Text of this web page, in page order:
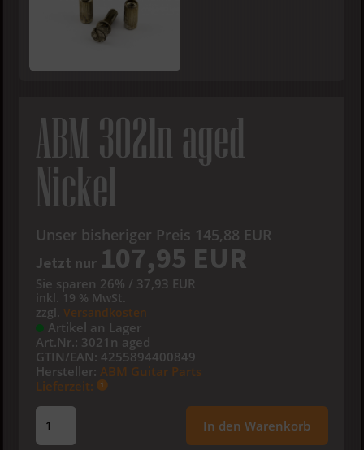
ABM 3021n aged
Nickel
Unser bisheriger Preis 145,88 EUR
Jetzt nur 107,95 EUR
Sie sparen 26% / 37,93 EUR
inkl. 19 % MwSt.
zzgl.Versandkosten
Artikel an Lager
Art.Nr.: 3021n aged
GTIN/EAN: 4255894400849
Hersteller: ABM Guitar Parts
Lieferzeit:
In den Warenkorb